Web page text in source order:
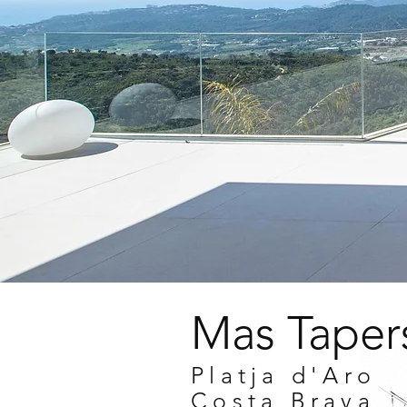
Platja d'Aro
Costa Brava
Mas